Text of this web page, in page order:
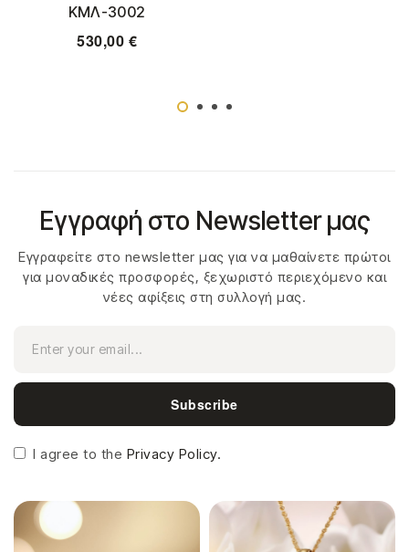
ΚΜΛ-3002
530,00 €
Εγγραφή στο Newsletter μας
Εγγραφείτε στο newsletter μας για να μαθαίνετε πρώτοι
για μοναδικές προσφορές, ξεχωριστό περιεχόμενο και
νέες αφίξεις στη συλλογή μας.
Subscribe
I agree to the Privacy Policy.